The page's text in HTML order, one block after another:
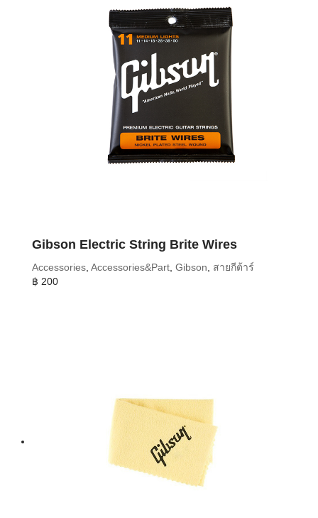
Gibson Electric String Brite Wires
Accessories, Accessories&Part, Gibson, สายกีต้าร์
฿ 200